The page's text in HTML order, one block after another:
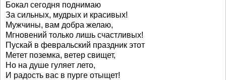
Бокал сегодня поднимаю
За сильных, мудрых и красивых!
Мужчины, вам добра желаю,
Мгновений только лишь счастливых!
Пускай в февральский праздник этот
Метет поземка, ветер свищет,
Но на душе гуляет лето,
И радость вас в пурге отыщет!